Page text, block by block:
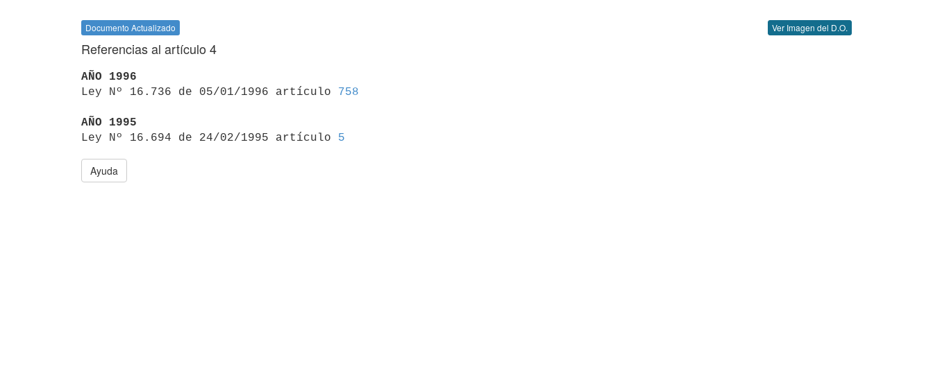
Documento Actualizado Ver Imagen del D.O.
Referencias al artículo 4
AÑO 1996
Ley Nº 16.736 de 05/01/1996 artículo 758
AÑO 1995
Ley Nº 16.694 de 24/02/1995 artículo 5
Ayuda